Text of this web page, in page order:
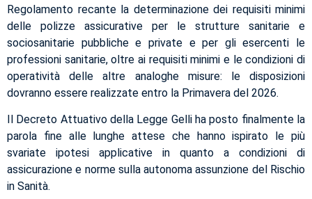
Regolamento recante la determinazione dei requisiti minimi
delle polizze assicurative per le strutture sanitarie e
sociosanitarie pubbliche e private e per gli esercenti le
professioni sanitarie, oltre ai requisiti minimi e le condizioni di
operatività delle altre analoghe misure: le disposizioni
dovranno essere realizzate entro la Primavera del 2026.
Il Decreto Attuativo della Legge Gelli ha posto finalmente la
parola fine alle lunghe attese che hanno ispirato le più
svariate ipotesi applicative in quanto a condizioni di
assicurazione e norme sulla autonoma assunzione del Rischio
in Sanità.